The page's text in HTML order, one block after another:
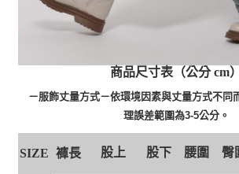
商品尺寸表（公分 cm）
－服飾丈量方式－依環境因素與丈量方式不同
理誤差範圍為3-5公分。
SIZE 褲長 股上 股下 腰圍 臀